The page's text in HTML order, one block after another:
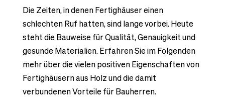
Die Zeiten, in denen Fertighäuser einen
schlechten Ruf hatten, sind lange vorbei. Heute
steht die Bauweise für Qualität, Genauigkeit und
gesunde Materialien. Erfahren Sie im Folgenden
mehr über die vielen positiven Eigenschaften von
Fertighäusern aus Holz und die damit
verbundenen Vorteile für Bauherren.